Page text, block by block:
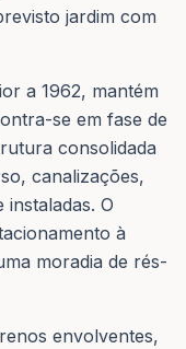
jardim com
a 1962, mantém
se em fase de
consolidada
canalizações,
O
à
moradia de rés-
envolventes,